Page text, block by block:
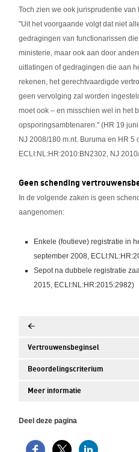
Toch zien we ook jurisprudentie
"Uit het voorgaande volgt dat niet
gedragingen van functionarissen
ministerie, maar ook aan door
uitlatingen of gedragingen die aan
rekenen, het gerechtvaardigde
geen vervolging zal worden
moet ook – en misschien wel in het
opsporingsambtenaren." (HR 19
NJ 2008/180 m.nt. Buruma en HR 5
ECLI:NL:HR:2010:BN2302, NJ
Geen schending
In de volgende zaken is geen
aangenomen:
Enkele (foutieve) registratie in
september 2008,
Sepot na dubbele registratie
2015, ECLI:NL:HR:2015:2982)
<
Vertrouwensbeginsel
Beoordelingscriterium
Meer informatie
Deel deze pagina